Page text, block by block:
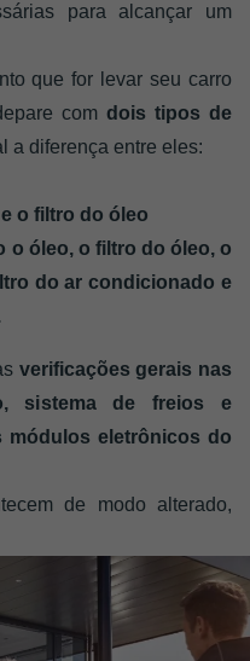
para alcançar um
que for levar seu carro
com dois tipos de
a diferença entre eles:
o filtro do óleo
o óleo, o filtro do óleo, o
do ar condicionado e
verificações gerais nas
sistema de freios e
módulos eletrônicos do
de modo alterado,